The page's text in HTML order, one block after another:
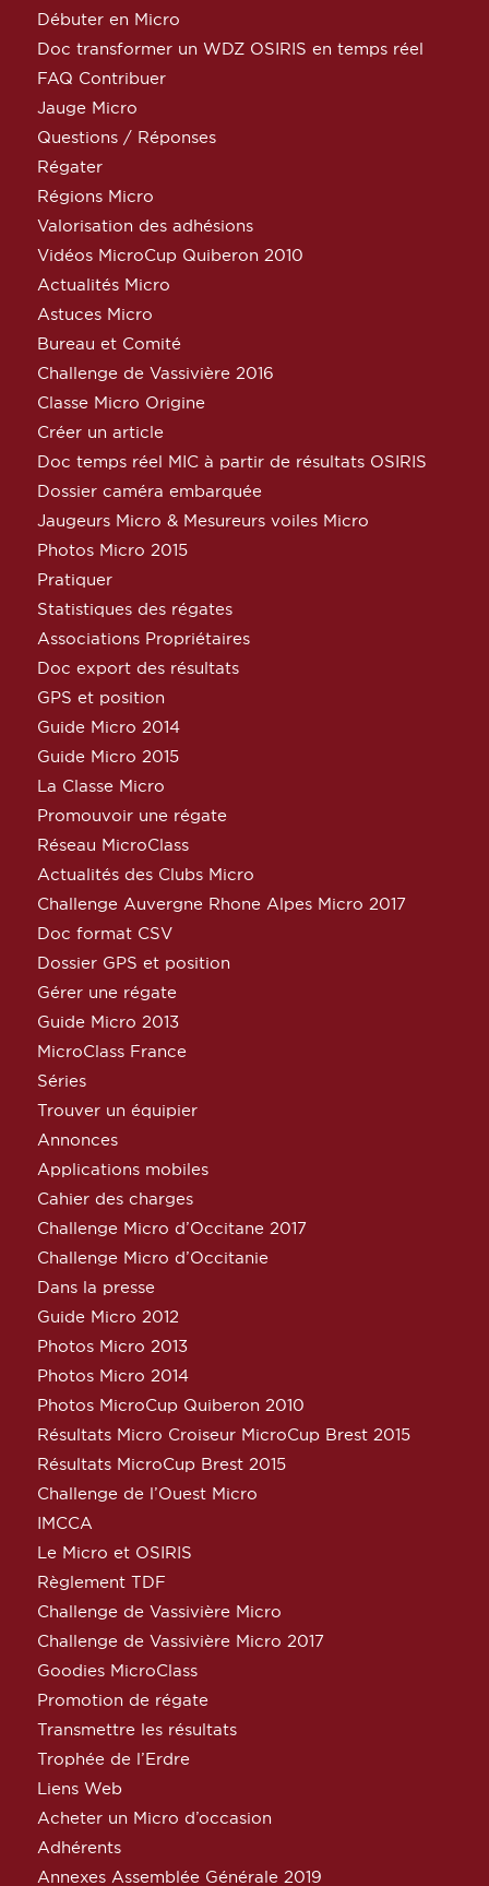
Débuter en Micro
Doc transformer un WDZ OSIRIS en temps réel
FAQ Contribuer
Jauge Micro
Questions / Réponses
Régater
Régions Micro
Valorisation des adhésions
Vidéos MicroCup Quiberon 2010
Actualités Micro
Astuces Micro
Bureau et Comité
Challenge de Vassivière 2016
Classe Micro Origine
Créer un article
Doc temps réel MIC à partir de résultats OSIRIS
Dossier caméra embarquée
Jaugeurs Micro & Mesureurs voiles Micro
Photos Micro 2015
Pratiquer
Statistiques des régates
Associations Propriétaires
Doc export des résultats
GPS et position
Guide Micro 2014
Guide Micro 2015
La Classe Micro
Promouvoir une régate
Réseau MicroClass
Actualités des Clubs Micro
Challenge Auvergne Rhone Alpes Micro 2017
Doc format CSV
Dossier GPS et position
Gérer une régate
Guide Micro 2013
MicroClass France
Séries
Trouver un équipier
Annonces
Applications mobiles
Cahier des charges
Challenge Micro d’Occitane 2017
Challenge Micro d’Occitanie
Dans la presse
Guide Micro 2012
Photos Micro 2013
Photos Micro 2014
Photos MicroCup Quiberon 2010
Résultats Micro Croiseur MicroCup Brest 2015
Résultats MicroCup Brest 2015
Challenge de l’Ouest Micro
IMCCA
Le Micro et OSIRIS
Règlement TDF
Challenge de Vassivière Micro
Challenge de Vassivière Micro 2017
Goodies MicroClass
Promotion de régate
Transmettre les résultats
Trophée de l’Erdre
Liens Web
Acheter un Micro d’occasion
Adhérents
Annexes Assemblée Générale 2019